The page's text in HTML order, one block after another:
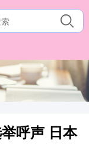
呼声 日本